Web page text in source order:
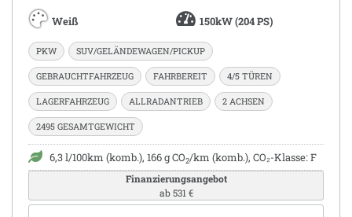
Weiß 150kW (204 PS)
PKW SUV/GELÄNDEWAGEN/PICKUP
GEBRAUCHTFAHRZEUG FAHRBEREIT 4/5 TÜREN
LAGERFAHRZEUG ALLRADANTRIEB 2 ACHSEN
2495 GESAMTGEWICHT
6,3 l/100km (komb.), 166 g CO2/km (komb.), CO₂-Klasse: F
Finanzierungsangebot
ab 531 €